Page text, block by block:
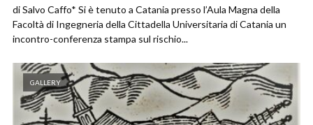
di Salvo Caffo* Si è tenuto a Catania presso l’Aula Magna della
Facoltà di Ingegneria della Cittadella Universitaria di Catania un
incontro-conferenza stampa sul rischio...
GALLERY